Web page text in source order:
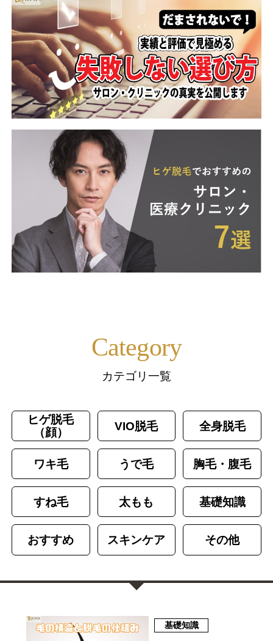
Category
カテゴリ一覧
ヒゲ脱毛
（顔）
VIO脱毛 全身脱毛
ワキ毛 うで毛 胸毛・腹毛
すね毛 太もも 基礎知識
おすすめ スキンケア その他
基礎知識